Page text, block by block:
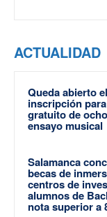
ACTUALIDAD
Queda abierto
inscripción
gratuito de
ensayo musical
Salamanca
becas de
centros de
alumnos de
nota superior a